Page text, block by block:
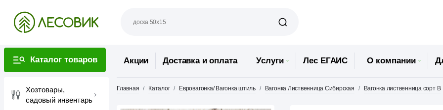
Каталог товаров
Хозтовары,
садовый инвентарь
Акции Доставка и оплата Услуги Лес ЕГАИС О компании
Главная Каталог Евровагонка/ Вагонка штиль Вагонка Лиственница Сибирская Вагонка лиственница сорт В